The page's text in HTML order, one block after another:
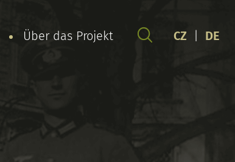
Über das Projekt CZ DE